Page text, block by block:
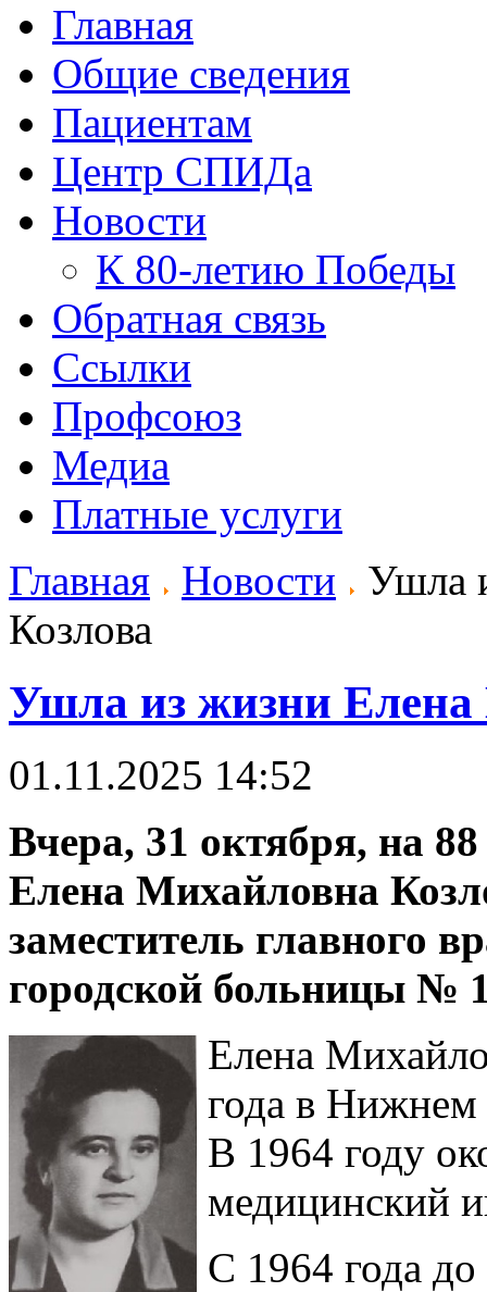
Главная
Общие сведения
Пациентам
Центр СПИДа
Новости
К 80-летию Победы
Обратная связь
Ссылки
Профсоюз
Медиа
Платные услуги
Главная
Новости
Ушла
Козлова
Ушла из жизни
01.11.2025 14:52
Вчера, 31 октября, на
Елена Михайловна
заместитель главного
городской больницы №
Елена
года в Нижнем
В 1964 году
медицинский
С 1964 года